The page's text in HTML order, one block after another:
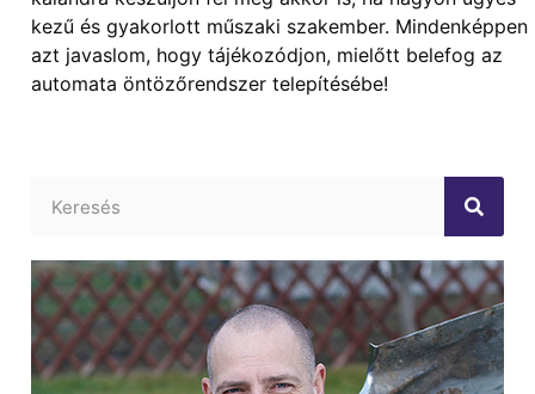
kezű és gyakorlott műszaki szakember. Mindenképpen
azt javaslom, hogy tájékozódjon, mielőtt belefog az
automata öntözőrendszer telepítésébe!